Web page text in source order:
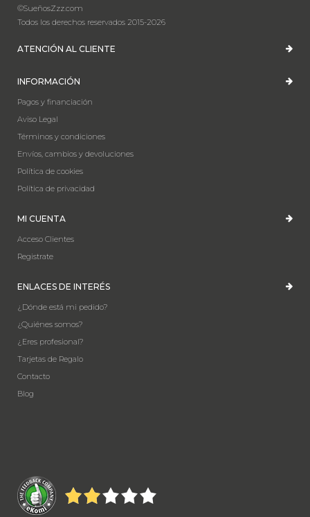
©SueñosZzz.com
Todos los derechos reservados 2015-2026
ATENCIÓN AL CLIENTE
INFORMACIÓN
Pagos y financiación
Aviso Legal
Términos y condiciones
Envíos, cambios y devoluciones
Política de cookies
Política de privacidad
MI CUENTA
Acceso Clientes
Registrate
ENLACES DE INTERÉS
¿Dónde está mi pedido?
¿Quiénes somos?
¿Eres profesional?
Tarjetas de Regalo
Contacto
Blog